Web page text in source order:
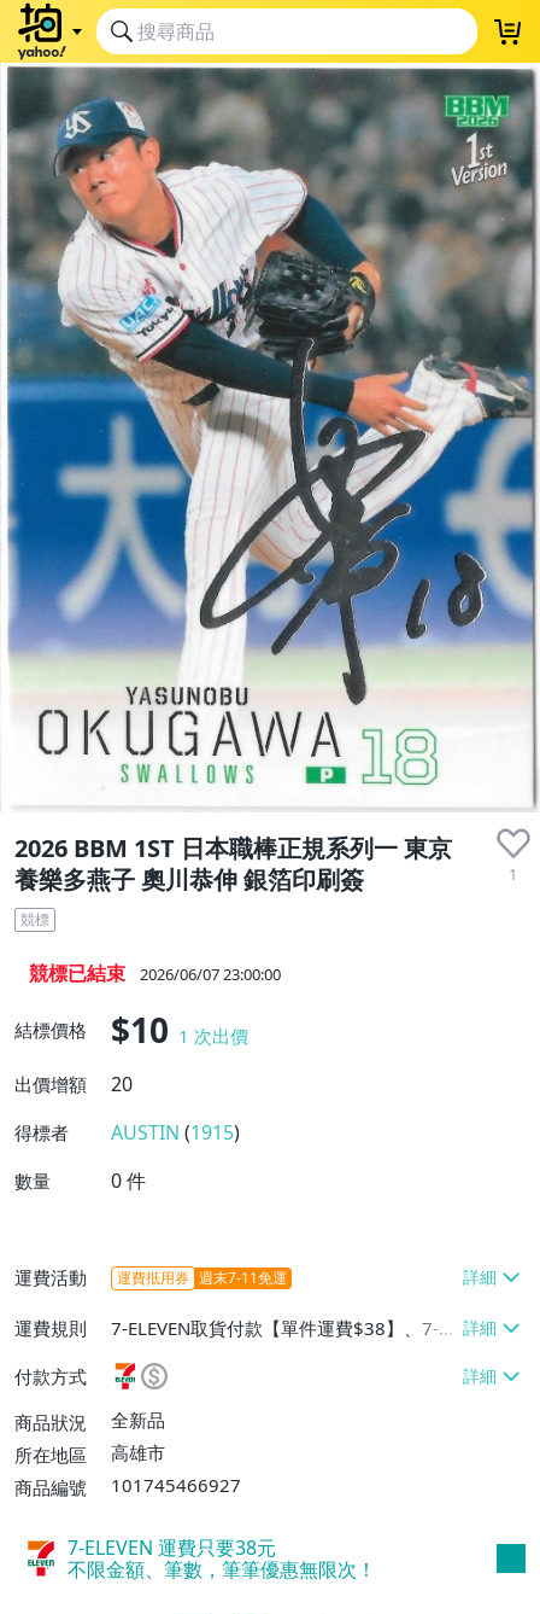
2026 BBM 1ST 日本職棒正規系列一 東京
養樂多燕子 奧川恭伸 銀箔印刷簽
1
競標
競標已結束 2026/06/07 23:00:00
結標價格 $10 1 次出價
出價增額
20
得標者 AUSTIN (1915)
數量 0件
運費活動 運費抵用券 週末7-11免運
運費規則
7-ELEVEN取貨付款【單件運費$38】、7-EL
號【單件運費$60】、面交/自取/不寄送
【免運費】
付款方式
商品狀況
全新品
所在地區
高雄市
商品編號
101745466927
7-ELEVEN 運費只要38元
不限金額、筆數，筆筆優惠無限次！